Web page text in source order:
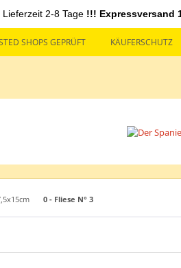
Lieferzeit 2-8 Tage !!! Expressversand
SHOPS GEPRÜFT KÄUFERSCHUTZ
0 - Fliese N° 3